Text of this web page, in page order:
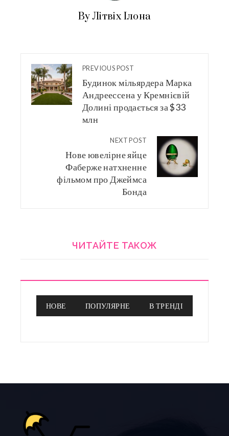
By Літвіх Ілона
PREVIOUS POST
Будинок мільярдера Марка
Андреессена у Кремнієвій
Долині продається за $33
млн
NEXT POST
Нове ювелірне яйце
Фаберже натхненне
фільмом про Джеймса
Бонда
ЧИТАЙТЕ ТАКОЖ
НОВЕ ПОПУЛЯРНЕ В ТРЕНДІ